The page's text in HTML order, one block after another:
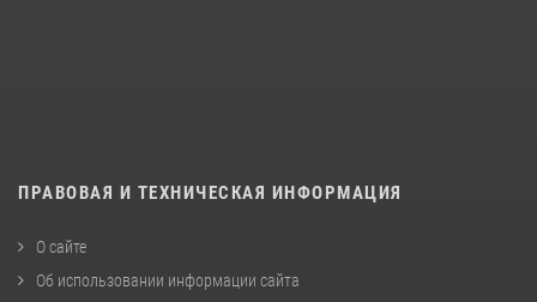
ПРАВОВАЯ И ТЕХНИЧЕСКАЯ ИНФОРМАЦИЯ
О сайте
Об использовании информации сайта